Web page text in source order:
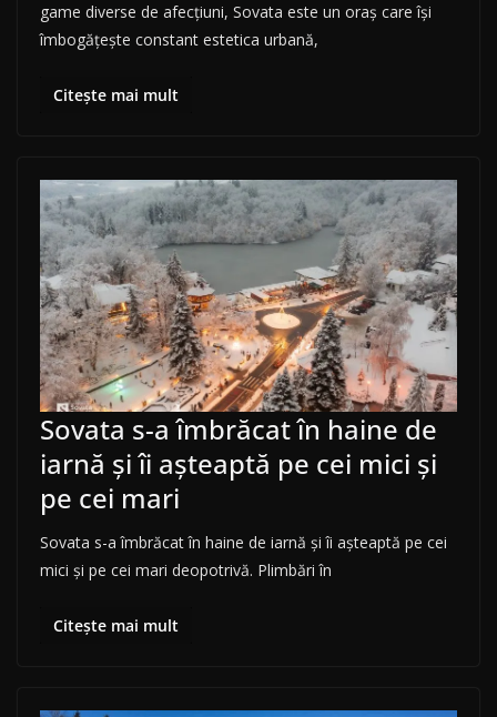
game diverse de afecțiuni, Sovata este un oraș care își
îmbogățește constant estetica urbană,
Citește mai mult
Sovata s-a îmbrăcat în haine de
iarnă și îi așteaptă pe cei mici și
pe cei mari
Sovata s-a îmbrăcat în haine de iarnă și îi așteaptă pe cei
mici și pe cei mari deopotrivă. Plimbări în
Citește mai mult